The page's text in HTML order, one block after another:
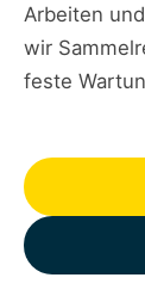
Arbeiten
wir
feste